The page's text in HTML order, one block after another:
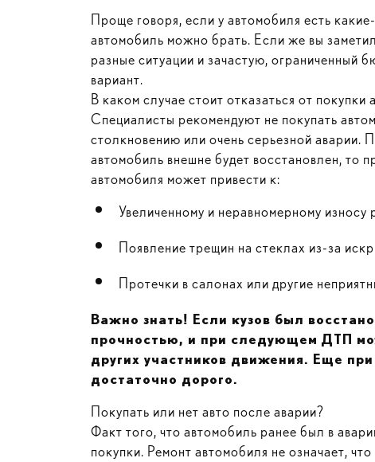
Проще говоря, если у автомобиля есть
автомобиль можно брать. Если же вы
разные ситуации и зачастую, ограниченный
вариант.
В каком случае стоит отказаться от покупки
Специалисты рекомендуют не покупать
столкновению или очень серьезной аварии.
автомобиль внешне будет восстановлен, то
автомобиля может привести к:
Увеличенному и неравномерному износу
Появление трещин на стеклах из-за
Протечки в салонах или другие
Важно знать! Если кузов был
прочностью, и при следующем ДТП
других участников движения. Еще
достаточно дорого.
Покупать или нет авто после аварии?
Факт того, что автомобиль ранее был в
покупки. Ремонт автомобиля не означает,